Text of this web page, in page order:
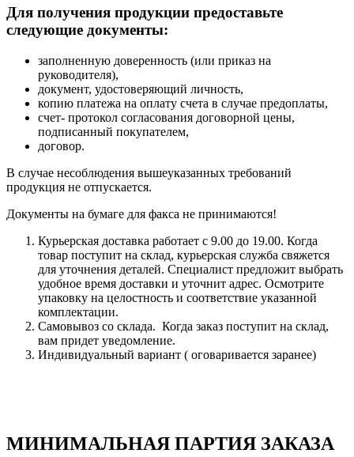
Для получения продукции предоставьте
следующие документы:
заполненную доверенность (или приказ на
руководителя),
документ, удостоверяющий личность,
копию платежа на оплату счета в случае предоплаты,
счет- протокол согласования договорной цены,
подписанный покупателем,
договор.
В случае несоблюдения вышеуказанных требований
продукция не отпускается.
Документы на бумаге для факса не принимаются!
Курьерская доставка работает с 9.00 до 19.00. Когда
товар поступит на склад, курьерская служба свяжется
для уточнения деталей. Специалист предложит выбрать
удобное время доставки и уточнит адрес. Осмотрите
упаковку на целостность и соответствие указанной
комплектации.
Самовывоз со склада. Когда заказ поступит на склад,
вам придет уведомление.
Индивидуальный вариант ( оговаривается заранее)
МИНИМАЛЬНАЯ ПАРТИЯ ЗАКАЗА